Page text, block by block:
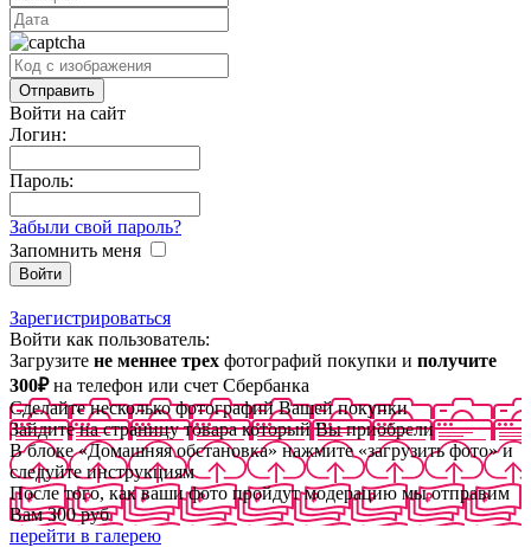
Войти на сайт
Логин:
Пароль:
Забыли свой пароль?
Запомнить меня
Зарегистрироваться
Войти как пользователь:
Загрузите не меннее трех фотографий покупки и получите
300₽на телефон или счет Сбербанка
Сделайте несколько фотографий Вашей покупки
Зайдите на страницу товара который Вы приобрели
В блоке «Домашняя обстановка» нажмите «загрузить фото» и
следуйте инструкциям
После того, как ваши фото пройдут модерацию мы отправим
Вам 300 руб
перейти в галерею